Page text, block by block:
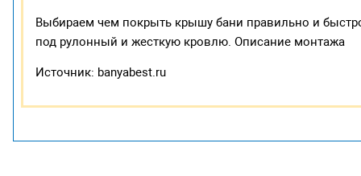
Выбираем чем покрыть крышу бани правильно и
под рулонный и жесткую кровлю. Описание монтажа
Источник: banyabest.ru